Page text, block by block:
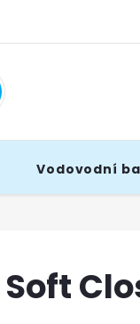
Vodovodní